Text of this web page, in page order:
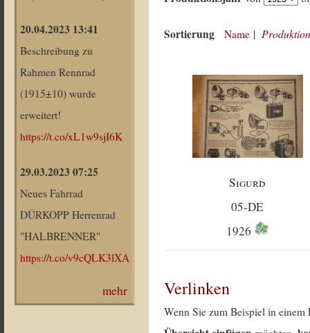
20.04.2023 13:41
Beschreibung zu
Rahmen Rennrad
(1915±10) wurde
erweitert!
https://t.co/xL1w9sjI6K
29.03.2023 07:25
Neues Fahrrad
DÜRKOPP Herrenrad
"HALBRENNER"
https://t.co/v9cQLK3lXA
mehr
Sortierung Name |
Sigurd
05-DE
1926
Verlinken
Wenn Sie zum Beispiel in